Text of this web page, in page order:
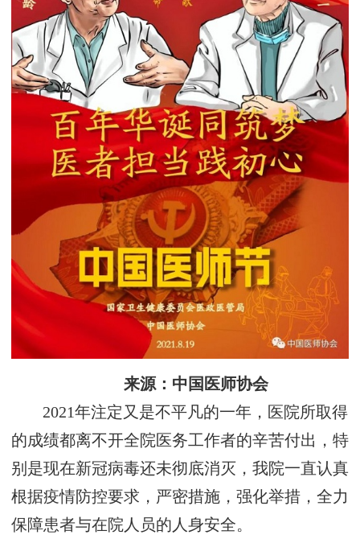
来源：中国医师协会
2021年注定又是不平凡的一年，医院所取得
的成绩都离不开全院医务工作者的辛苦付出，特
别是现在新冠病毒还未彻底消灭，我院一直认真
根据疫情防控要求，严密措施，强化举措，全力
保障患者与在院人员的人身安全。